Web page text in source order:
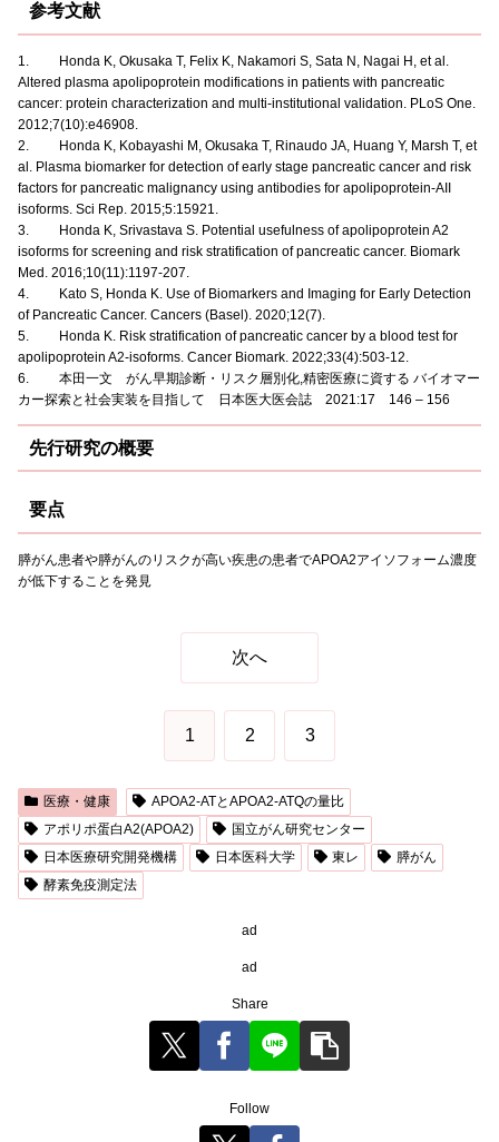
参考文献
1. Honda K, Okusaka T, Felix K, Nakamori S, Sata N, Nagai H, et al.
Altered plasma apolipoprotein modifications in patients with pancreatic
cancer: protein characterization and multi-institutional validation. PLoS One.
2012;7(10):e46908.
2. Honda K, Kobayashi M, Okusaka T, Rinaudo JA, Huang Y, Marsh T, et
al. Plasma biomarker for detection of early stage pancreatic cancer and risk
factors for pancreatic malignancy using antibodies for apolipoprotein-AII
isoforms. Sci Rep. 2015;5:15921.
3. Honda K, Srivastava S. Potential usefulness of apolipoprotein A2
isoforms for screening and risk stratification of pancreatic cancer. Biomark
Med. 2016;10(11):1197-207.
4. Kato S, Honda K. Use of Biomarkers and Imaging for Early Detection
of Pancreatic Cancer. Cancers (Basel). 2020;12(7).
5. Honda K. Risk stratification of pancreatic cancer by a blood test for
apolipoprotein A2-isoforms. Cancer Biomark. 2022;33(4):503-12.
6. 本田一文 がん早期診断・リスク層別化,精密医療に資する バイオマー
カー探索と社会実装を目指して 日本医大医会誌 2021:17 146 – 156
先行研究の概要
要点
膵がん患者や膵がんのリスクが高い疾患の患者でAPOA2アイソフォーム濃度
が低下することを発見
次へ
1 2 3
医療・健康
APOA2-ATとAPOA2-ATQの量比
アポリポ蛋白A2(APOA2)
国立がん研究センター
日本医療研究開発機構
日本医科大学 東レ
膵がん
酵素免疫測定法
ad
ad
Share
Follow